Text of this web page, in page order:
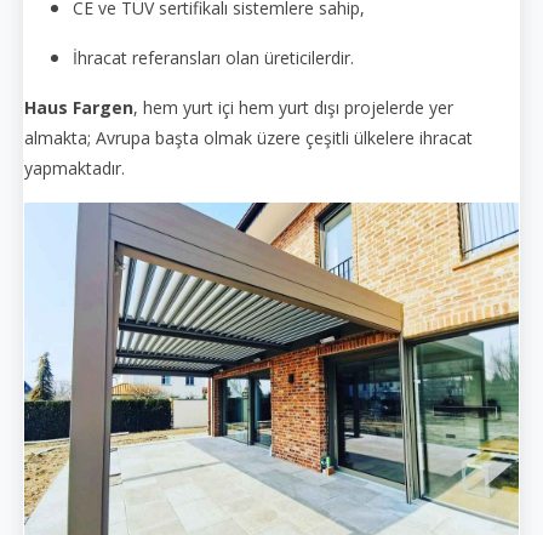
CE ve TÜV sertifikalı sistemlere sahip,
İhracat referansları olan üreticilerdir.
Haus Fargen, hem yurt içi hem yurt dışı projelerde yer
almakta; Avrupa başta olmak üzere çeşitli ülkelere ihracat
yapmaktadır.